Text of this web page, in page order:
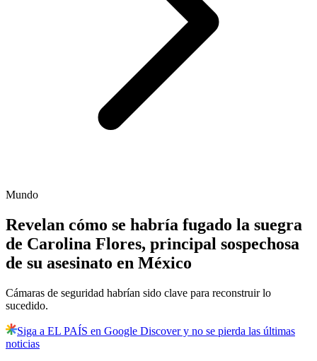
Mundo
Revelan cómo se habría fugado la suegra
de Carolina Flores, principal sospechosa
de su asesinato en México
Cámaras de seguridad habrían sido clave para reconstruir lo
sucedido.
Siga a EL PAÍS en Google Discover y no se pierda las últimas
noticias